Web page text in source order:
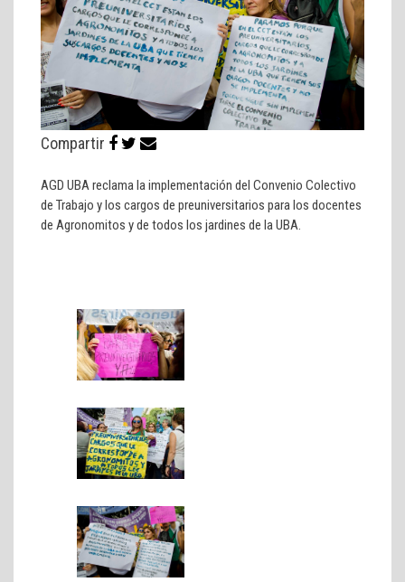
Compartir
AGD UBA reclama la implementación del Convenio Colectivo
de Trabajo y los cargos de preuniversitarios para los docentes
de Agronomitos y de todos los jardines de la UBA.